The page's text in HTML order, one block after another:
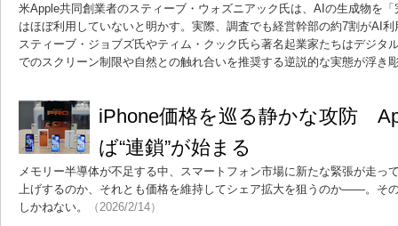
米Apple共同創業者のスティーブ・ウォズニアック氏は、AIの生成物を
はほぼ利用していないと明かす。実際、調査でも経営幹部の約7割がAI
スティーブ・ジョブズ氏やティム・クック氏ら著名起業家たちはデジタ
でのスクリーン制限や自然との触れ合いを推奨する逆説的な実態が浮き
iPhone価格を巡る静かな攻防
ば“連鎖”が始まる
メモリー半導体が不足する中、スマートフォン市場に新たな緊張が走っ
上げするのか、それとも価格を維持してシェア拡大を狙うのか――。そ
しかねない。
（2026/2/14）